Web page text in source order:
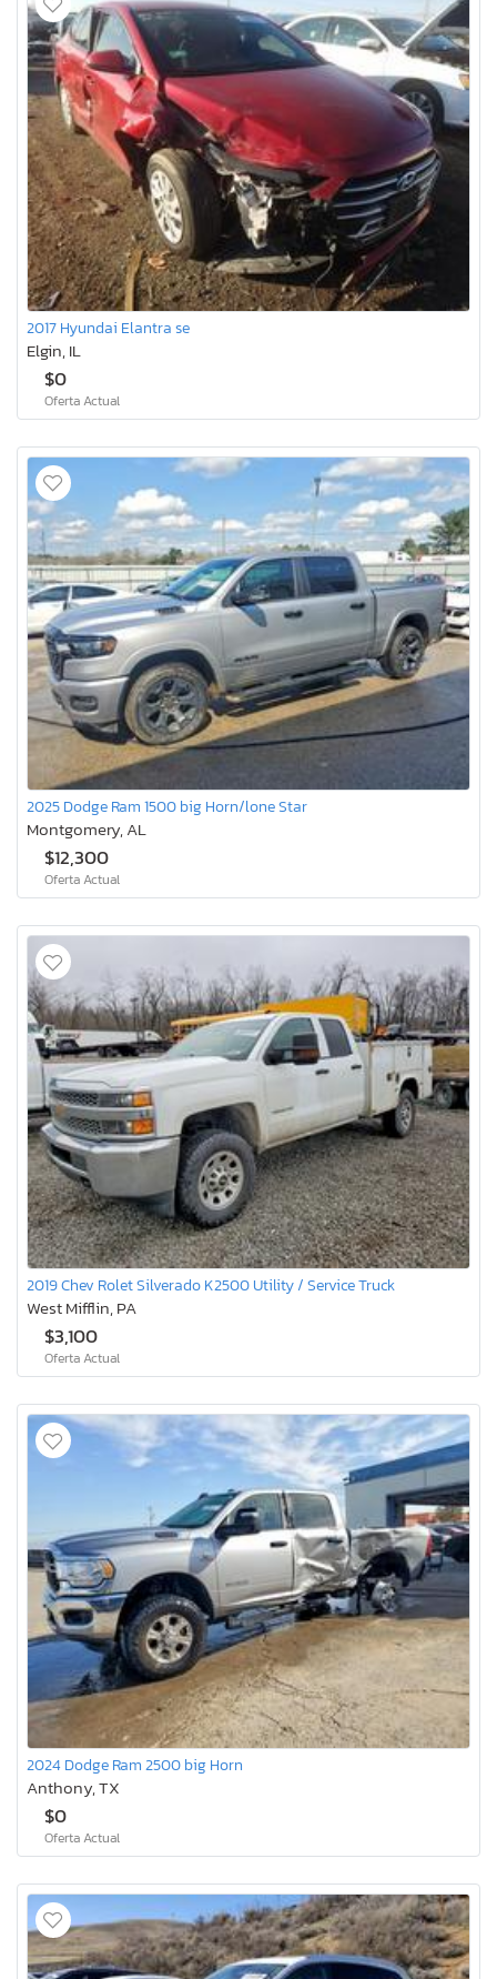
2017 Hyundai Elantra se
Elgin, IL
$0
Oferta Actual
2025 Dodge Ram 1500 big Horn/lone Star
Montgomery, AL
$12,300
Oferta Actual
2019 Chev Rolet Silverado K2500 Utility / Service Truck
West Mifflin, PA
$3,100
Oferta Actual
2024 Dodge Ram 2500 big Horn
Anthony, TX
$0
Oferta Actual